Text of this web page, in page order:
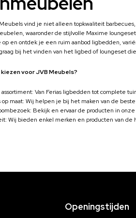
vind je niet alleen topkwaliteit
waaronder de stijlvolle Maxime
op en ontdek je een ruim aanbod ligbedden,
bij het vinden van het ligbed of loungeset
kiezen voor JVB Meubels?
Van Ferias ligbedden tot complete
op maat: Wij helpen je bij het maken van de
Bekijk en ervaar de producten in onze
Wij bieden enkel merken en producten van de
Openingstijden